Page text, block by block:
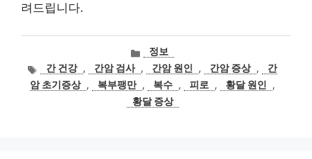
려드립니다.
카
테
고
리
정보
태
그
간 건강 , 간암 검사 , 간암 원인 , 간암 증상 ,
간
암 초기증상 , 복부팽만 , 복수 , 피로 , 황달 원인
,
황달 증상